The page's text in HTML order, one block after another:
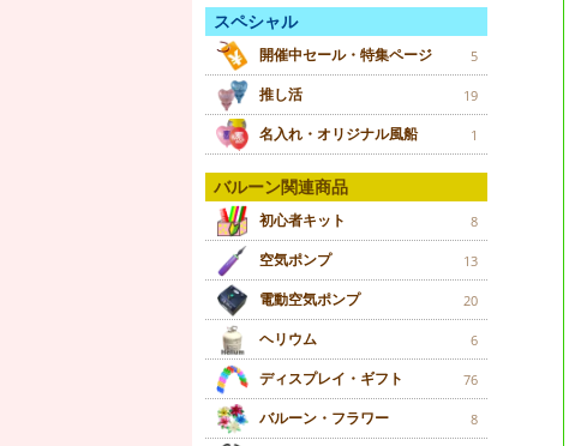
スペシャル
開催中セール・特集ページ 5
推し活 19
名入れ・オリジナル風船 1
バルーン関連商品
初心者キット 8
空気ポンプ 13
電動空気ポンプ 20
ヘリウム 6
ディスプレイ・ギフト 76
バルーン・フラワー 8